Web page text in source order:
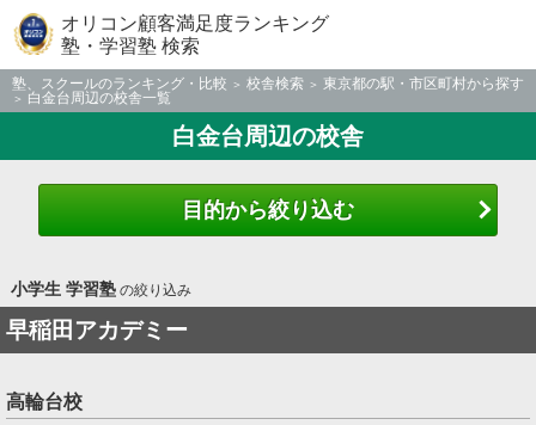
オリコン顧客満足度ランキング
塾・学習塾 検索
塾、スクールのランキング・比較 校舎検索
東京都の駅・市区町村から探す
白金台周辺の校舎一覧
白金台周辺の校舎
目的から絞り込む
小学生 学習塾の絞り込み
早稲田アカデミー
高輪台校